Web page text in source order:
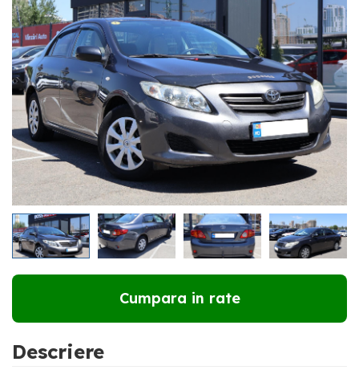
RATE DE LA 115 €LUNAR
Cumpara in rate
Descriere